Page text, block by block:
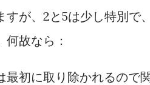
すが、2と5は少し特別で
故なら：
初に取り除かれるので